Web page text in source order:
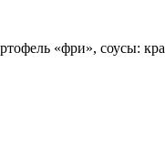
«фри», соусы: